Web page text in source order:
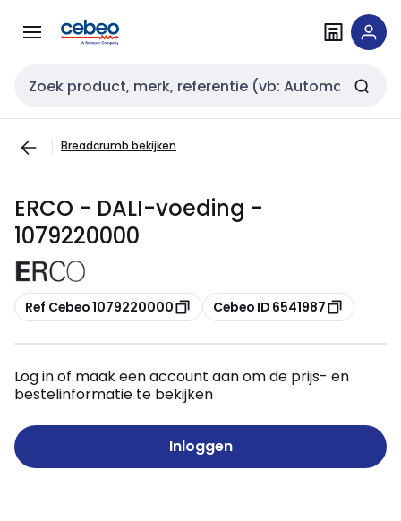
naar
naar
Zoekveld invoer
Breadcrumb bekijken
ERCO - DALI-voeding -
1079220000
Kopiëren
Ref Cebeo 1079220000 Kopiëren
Cebeo ID 6541987
Log in of maak een account aan om de prijs- en
bestelinformatie te bekijken
Inloggen